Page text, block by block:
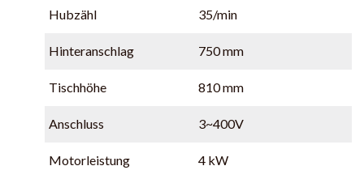
Hubzähl 35/min
Hinteranschlag 750 mm
Tischhöhe 810 mm
Anschluss 3~400V
Motorleistung 4 kW